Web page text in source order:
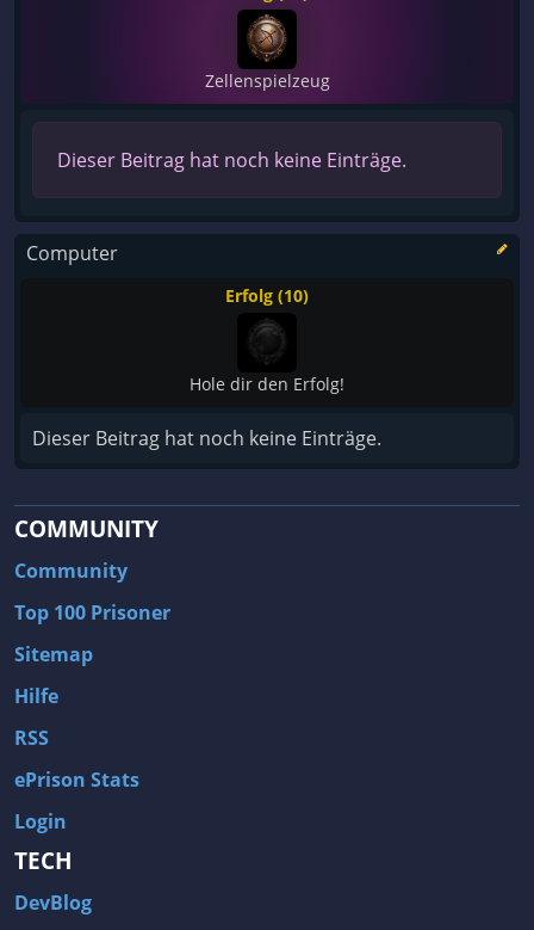
Zellenspielzeug
Dieser Beitrag hat noch keine Einträge.
Computer
Erfolg (10)
Hole dir den Erfolg!
Dieser Beitrag hat noch keine Einträge.
COMMUNITY
Community
Top 100 Prisoner
Sitemap
Hilfe
RSS
ePrison Stats
Login
TECH
DevBlog